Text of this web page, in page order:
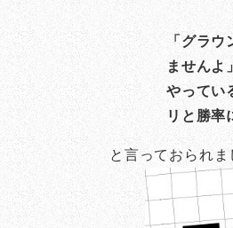
「グラウ
ませんよ
やってい
リと勝率
と言っておられま